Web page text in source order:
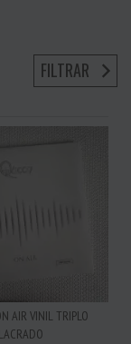
FILTRAR
AIR VINIL TRIPLO
LACRADO